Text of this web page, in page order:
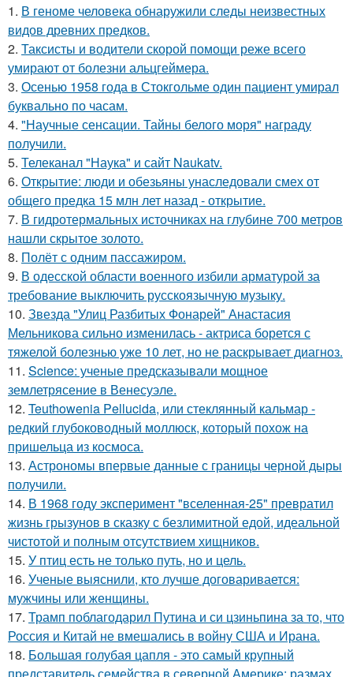
1. В геноме человека обнаружили следы неизвестных
видов древних предков.
2. Таксисты и водители скорой помощи реже всего
умирают от болезни альцгеймера.
3. Осенью 1958 года в Стокгольме один пациент умирал
буквально по часам.
4. "Научные сенсации. Тайны белого моря" награду
получили.
5. Телеканал "Наука" и сайт Naukatv.
6. Открытие: люди и обезьяны унаследовали смех от
общего предка 15 млн лет назад - открытие.
7. В гидротермальных источниках на глубине 700 метров
нашли скрытое золото.
8. Полёт с одним пассажиром.
9. В одесской области военного избили арматурой за
требование выключить русскоязычную музыку.
10. Звезда "Улиц Разбитых Фонарей" Анастасия
Мельникова сильно изменилась - актриса борется с
тяжелой болезнью уже 10 лет, но не раскрывает диагноз.
11. Science: ученые предсказывали мощное
землетрясение в Венесуэле.
12. Teuthowenia Pellucida, или стеклянный кальмар -
редкий глубоководный моллюск, который похож на
пришельца из космоса.
13. Астрономы впервые данные с границы черной дыры
получили.
14. В 1968 году эксперимент "вселенная-25" превратил
жизнь грызунов в сказку с безлимитной едой, идеальной
чистотой и полным отсутствием хищников.
15. У птиц есть не только путь, но и цель.
16. Ученые выяснили, кто лучше договаривается:
мужчины или женщины.
17. Трамп поблагодарил Путина и си цзиньпина за то, что
Россия и Китай не вмешались в войну США и Ирана.
18. Большая голубая цапля - это самый крупный